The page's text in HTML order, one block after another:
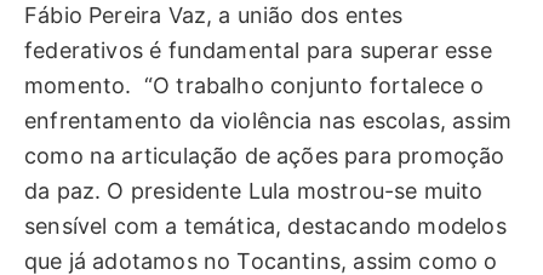
Fábio Pereira Vaz, a união dos entes
federativos é fundamental para superar esse
momento. “O trabalho conjunto fortalece o
enfrentamento da violência nas escolas, assim
como na articulação de ações para promoção
da paz. O presidente Lula mostrou-se muito
sensível com a temática, destacando modelos
que já adotamos no Tocantins, assim como o